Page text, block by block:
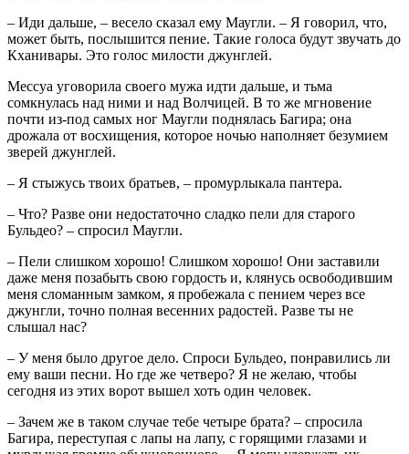
– Иди дальше, – весело сказал ему Маугли. – Я говорил, что,
может быть, послышится пение. Такие голоса будут звучать до
Кханивары. Это голос милости джунглей.
Мессуа уговорила своего мужа идти дальше, и тьма
сомкнулась над ними и над Волчицей. В то же мгновение
почти из-под самых ног Маугли поднялась Багира; она
дрожала от восхищения, которое ночью наполняет безумием
зверей джунглей.
– Я стыжусь твоих братьев, – промурлыкала пантера.
– Что? Разве они недостаточно сладко пели для старого
Бульдео? – спросил Маугли.
– Пели слишком хорошо! Слишком хорошо! Они заставили
даже меня позабыть свою гордость и, клянусь освободившим
меня сломанным замком, я пробежала с пением через все
джунгли, точно полная весенних радостей. Разве ты не
слышал нас?
– У меня было другое дело. Спроси Бульдео, понравились ли
ему ваши песни. Но где же четверо? Я не желаю, чтобы
сегодня из этих ворот вышел хоть один человек.
– Зачем же в таком случае тебе четыре брата? – спросила
Багира, переступая с лапы на лапу, с горящими глазами и